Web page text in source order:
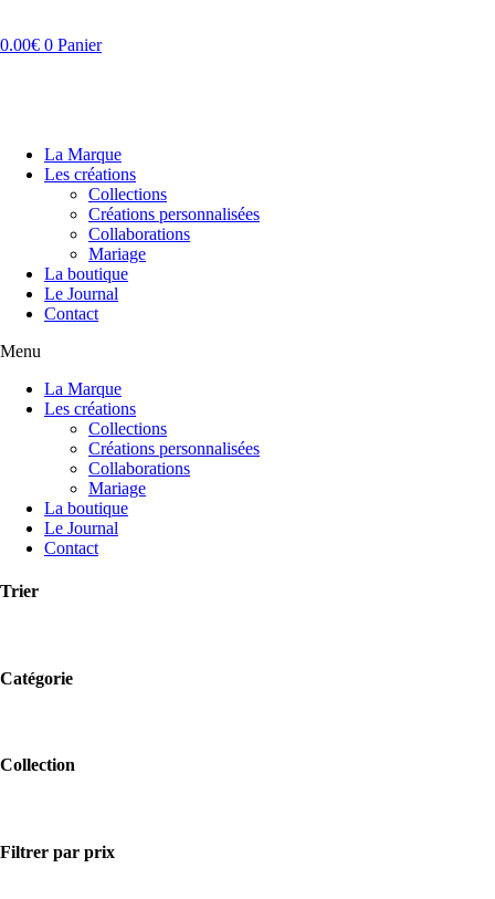
contenu
0.00€ 0 Panier
La Marque
Les créations
Collections
Créations personnalisées
Collaborations
Mariage
La boutique
Le Journal
Contact
Menu
La Marque
Les créations
Collections
Créations personnalisées
Collaborations
Mariage
La boutique
Le Journal
Contact
Trier
Catégorie
Collection
Filtrer par prix